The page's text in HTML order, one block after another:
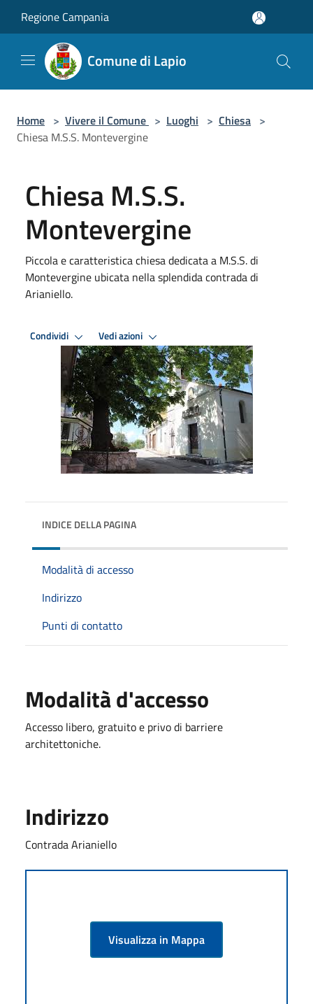
Regione Campania
Comune di Lapio
Home > Vivere il Comune > Luoghi > Chiesa >
Chiesa M.S.S. Montevergine
Chiesa M.S.S.
Montevergine
Piccola e caratteristica chiesa dedicata a M.S.S. di
Montevergine ubicata nella splendida contrada di
Arianiello.
Condividi Vedi azioni
INDICE DELLA PAGINA
Modalità di accesso
Indirizzo
Punti di contatto
Modalità d'accesso
Accesso libero, gratuito e privo di barriere
architettoniche.
Indirizzo
Contrada Arianiello
Visualizza in Mappa